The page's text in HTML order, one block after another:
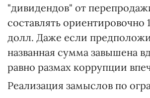
"дивидендов" от
составлять ориентировочно
долл. Даже если
названная сумма завышена
равно размах коррупции
Реализация замыслов по